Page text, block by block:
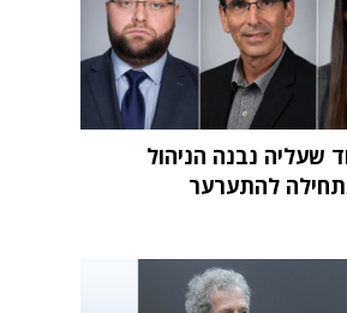
שעליה נבנה הניהול
להתערער